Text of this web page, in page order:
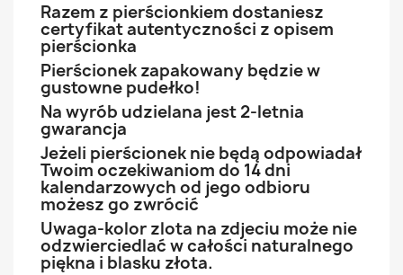
Razem z pierścionkiem dostaniesz
certyfikat autentyczności z opisem
pierścionka
Pierścionek zapakowany będzie w
gustowne pudełko!
Na wyrób udzielana jest 2-letnia
gwarancja
Jeżeli pierścionek nie będą odpowiadał
Twoim oczekiwaniom do 14 dni
kalendarzowych od jego odbioru
możesz go zwrócić
Uwaga-kolor zlota na zdjeciu może nie
odzwierciedlać w całości naturalnego
piękna i blasku złota.